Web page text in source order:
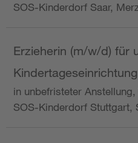
SOS-Kinderdorf Saar,
Erzieherin (m/w/d) für
Kindertageseinrichtung
in unbefristeter
SOS-Kinderdorf Stuttgart,